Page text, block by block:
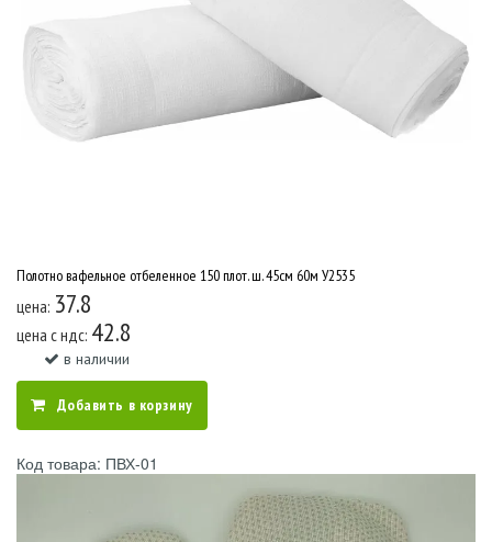
Полотно вафельное отбеленное 150 плот. ш. 45см 60м У2535
цена: 37.8
цена c ндс: 42.8
в наличии
Добавить в корзину
Код товара: ПВХ-01